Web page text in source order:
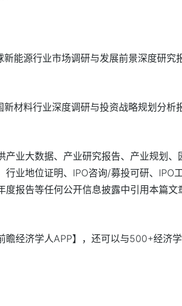
新能源行业市场调研与发展前景深度研究
新材料行业深度调研与投资战略规划分析
产业大数据、产业研究报告、产业规划、
行业地位证明、IPO咨询/募投可研、IPO
度报告等任何公开信息披露中引用本篇文
瞻经济学人APP】，还可以与500+经济